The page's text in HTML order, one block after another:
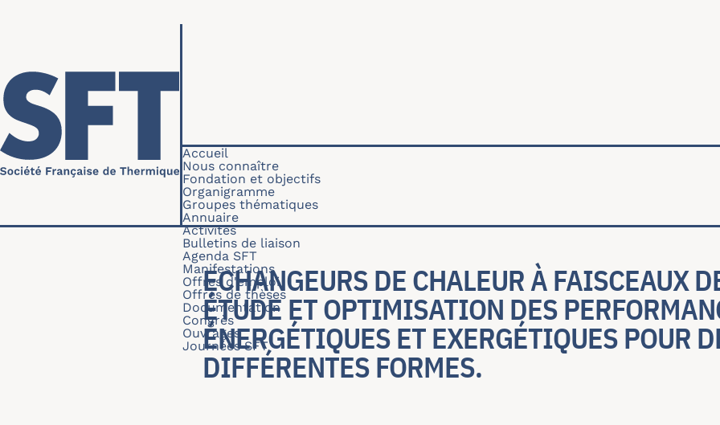
Navigation principale
Accueil
Nous connaître
Fondation et objectifs
Organigramme
Groupes thématiques
Annuaire
Activités
Bulletins de liaison
Agenda SFT
Manifestations
Offres d'emploi
Offres de thèses
Documentation
Congrès
Ouvrages
Journées SFT
ECHANGEURS DE CHALEUR À FAISCEAUX
ÉTUDE ET OPTIMISATION DES
ÉNERGÉTIQUES ET EXERGÉTIQUES POUR
DIFFÉRENTES FORMES.